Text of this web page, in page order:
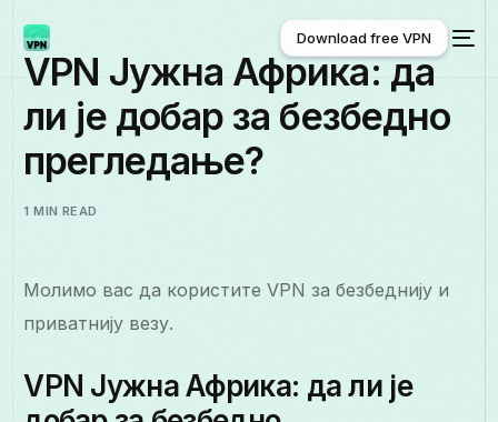
Download free VPN
Download free VPN
VPN Јужна Африка: да
ли је добар за безбедно
прегледање?
1 MIN READ
Молимо вас да користите VPN за безбеднију и
приватнију везу.
VPN Јужна Африка: да ли је